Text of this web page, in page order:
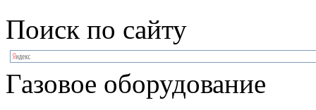
Поиск по сайту
Газовое оборудование